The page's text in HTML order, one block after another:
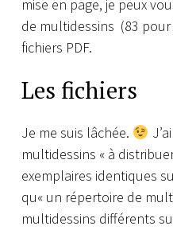
mise en page, je peux
de multidessins (83
fichiers PDF.
Les fichiers
Je me suis lâchée.
multidessins « à
exemplaires identiques
qu« un répertoire de
multidessins différents